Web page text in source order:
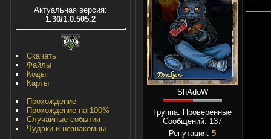
Актуальная версия:
1.30/1.0.505.2
Скачать
Файлы
Коды
Карты
Прохождение
Прохождение на 100%
Случайные события
Чудаки и незнакомцы
ShAdoW
Группа: Проверенные
Сообщений: 137
Репутация: 5